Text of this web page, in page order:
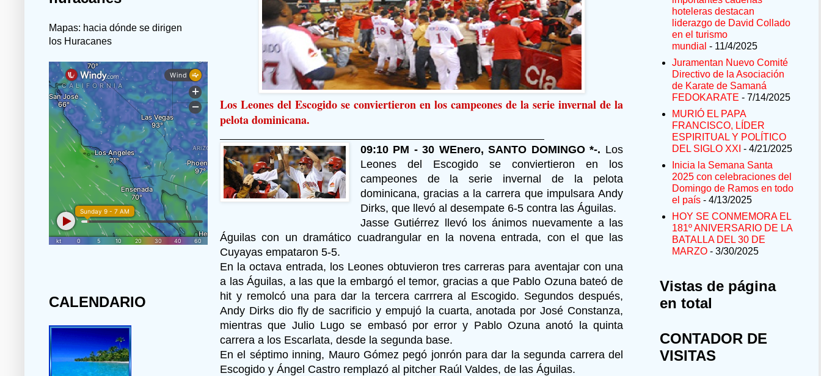
Los Leones del Escogido se conviertieron en los campeones de la serie invernal de la
pelota dominicana.
09:10 PM - 30 WEnero, SANTO DOMINGO *-. Los
Leones del Escogido se conviertieron en los
campeones de la serie invernal de la pelota
dominicana, gracias a la carrera que impulsara Andy
Dirks, que llevó al desempate 6-5 contra las Águilas.
Jasse Gutiérrez llevó los ánimos nuevamente a las
Águilas con un dramático cuadrangular en la novena entrada, con el que las
Cuyayas empataron 5-5.
En la octava entrada, los Leones obtuvieron tres carreras para aventajar con una
a las Águilas, a las que la embargó el temor, gracias a que Pablo Ozuna bateó de
hit y remolcó una para dar la tercera carrrera al Escogido. Segundos después,
Andy Dirks dio fly de sacrificio y empujó la cuarta, anotada por José Constanza,
mientras que Julio Lugo se embasó por error y Pablo Ozuna anotó la quinta
carrera a los Escarlata, desde la segunda base.
En el séptimo inning, Mauro Gómez pegó jonrón para dar la segunda carrera del
Escogido y Ángel Castro remplazó al pitcher Raúl Valdes, de las Águilas.
Mapas: hacia dónde se dirigen
los Huracanes
CALENDARIO
hoteleras destacan
liderazgo de David Collado
en el turismo
mundial - 11/4/2025
Juramentan Nuevo Comité
Directivo de la Asociación
de Karate de Samaná
FEDOKARATE - 7/14/2025
MURIÓ EL PAPA
FRANCISCO, LÍDER
ESPIRITUAL Y POLÍTICO
DEL SIGLO XXI - 4/21/2025
Inicia la Semana Santa
2025 con celebraciones del
Domingo de Ramos en todo
el país - 4/13/2025
HOY SE CONMEMORA EL
181º ANIVERSARIO DE LA
BATALLA DEL 30 DE
MARZO - 3/30/2025
Vistas de página
en total
CONTADOR DE
VISITAS